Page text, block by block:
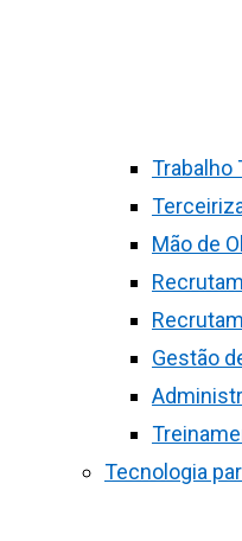
Trabalho
Mão de
Gestão
Tecnologia